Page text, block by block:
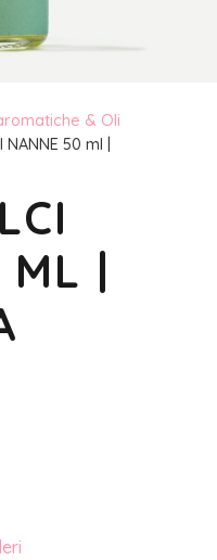
& Oli
50 ml |
|